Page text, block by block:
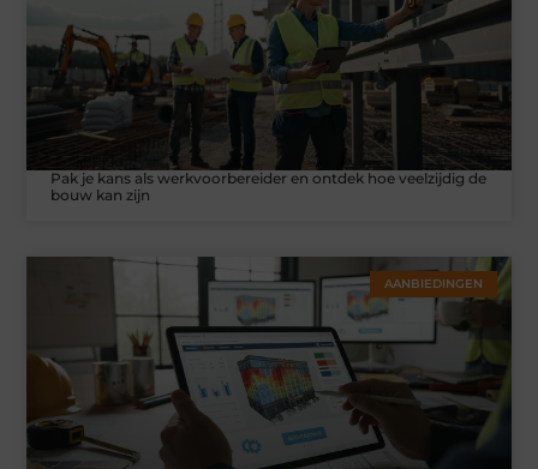
Pak je kans als werkvoorbereider en ontdek hoe veelzijdig de
bouw kan zijn
AANBIEDINGEN